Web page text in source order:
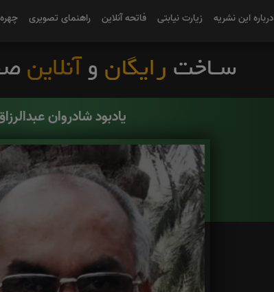
درباره این نشریه زیارت نیابتی فاتحه آنلاین راهنمای تصویری
یادبود شادروان